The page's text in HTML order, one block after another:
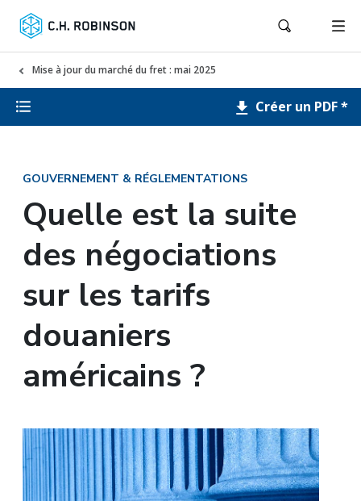
Mise à jour du marché du fret : mai 2025
Créer un PDF *
GOUVERNEMENT & RÉGLEMENTATIONS
Quelle est la suite
des négociations
sur les tarifs
douaniers
américains ?